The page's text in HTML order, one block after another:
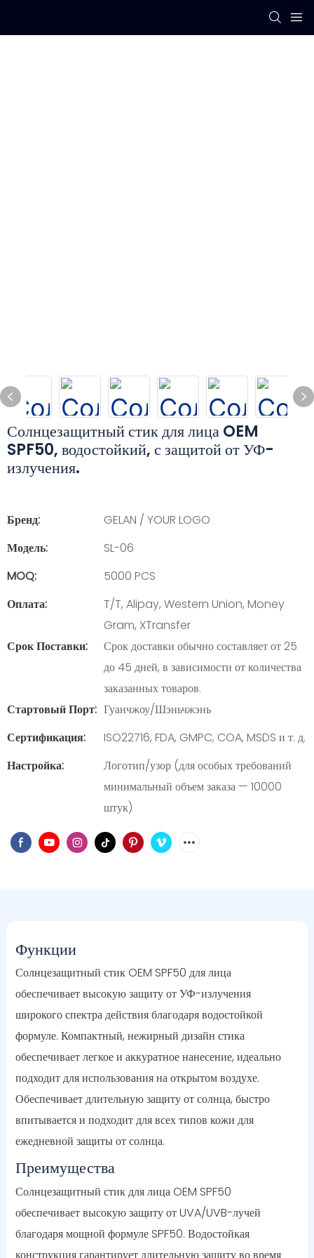
Солнцезащитный стик для лица OEM
SPF50, водостойкий, с защитой от УФ-
излучения.
Бренд:
GELAN / YOUR LOGO
Модель:
SL-06
MOQ:
5000 PCS
Оплата:
T/T, Alipay, Western Union, Money
Gram, XTransfer
Срок Поставки:
Срок доставки обычно составляет от 25
до 45 дней, в зависимости от количества
заказанных товаров.
Стартовый Порт: Гуанчжоу/Шэньчжэнь
Сертификация:
ISO22716, FDA, GMPC, COA, MSDS и т. д.
Настройка:
Логотип/узор (для особых требований
минимальный объем заказа — 10000
штук)
Функции
Солнцезащитный стик OEM SPF50 для лица
обеспечивает высокую защиту от УФ-излучения
широкого спектра действия благодаря водостойкой
формуле. Компактный, нежирный дизайн стика
обеспечивает легкое и аккуратное нанесение, идеально
подходит для использования на открытом воздухе.
Обеспечивает длительную защиту от солнца, быстро
впитывается и подходит для всех типов кожи для
ежедневной защиты от солнца.
Преимущества
Солнцезащитный стик для лица OEM SPF50
обеспечивает высокую защиту от UVA/UVB-лучей
благодаря мощной формуле SPF50. Водостойкая
конструкция гарантирует длительную защиту во время